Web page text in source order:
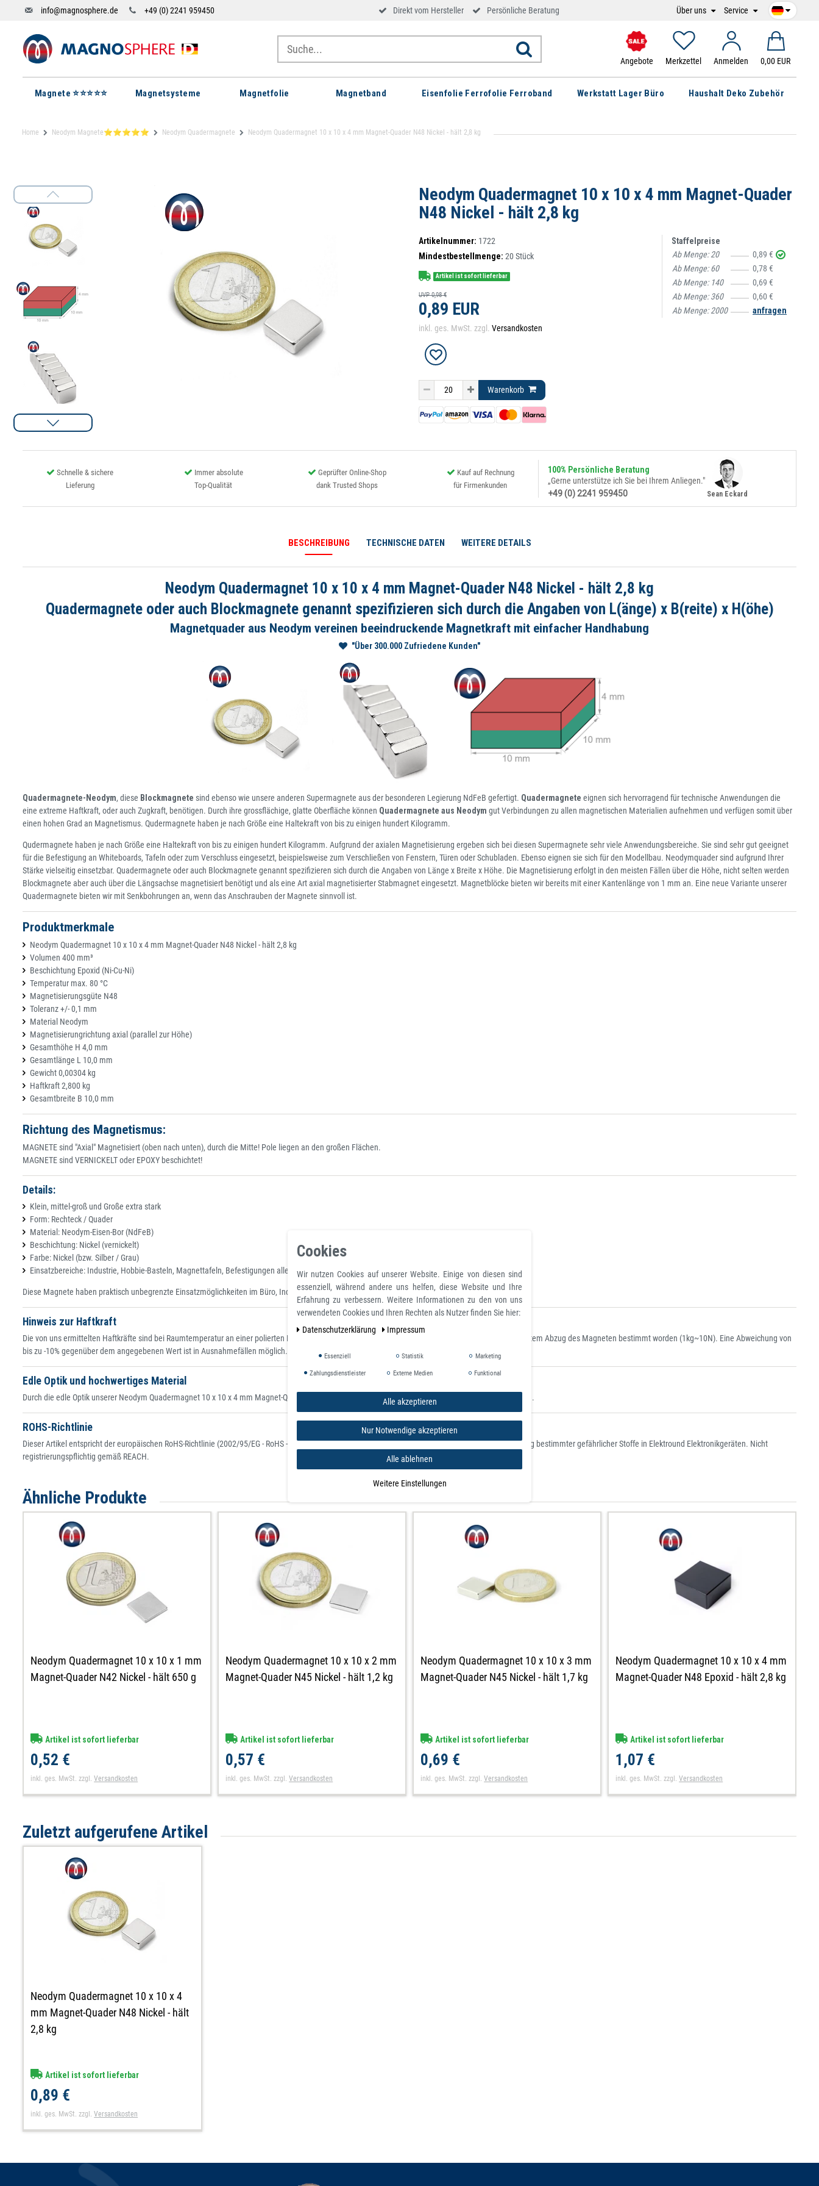
info@magnosphere.de +49 (0) 2241 959450 Direkt vom Hersteller Persönliche Beratung Über uns Service
Angebote Merkzettel Anmelden 0,00 EUR
Magnete ⭐⭐⭐⭐⭐ Magnetsysteme Magnetfolie Magnetband Eisenfolie Ferrofolie Ferroband Werkstatt Lager Büro Haushalt Deko Zubehör
Home Neodym Magnete⭐⭐⭐⭐⭐ Neodym Quadermagnete Neodym Quadermagnet 10 x 10 x 4 mm Magnet-Quader N48 Nickel - hält 2,8 kg
Neodym Quadermagnet 10 x 10 x 4 mm Magnet-Quader
N48 Nickel - hält 2,8 kg
Artikelnummer: 1722
Mindestbestellmenge: 20 Stück
Artikel ist sofort lieferbar
UVP 0,98 €
0,89 EUR
inkl. ges. MwSt. zzgl. Versandkosten
Staffelpreise
Ab Menge:20
0,89 €
Ab Menge:60
0,78 €
Ab Menge: 140
0,69 €
Ab Menge:360
0,60 €
Ab Menge:2000 anfragen
Warenkorb
Schnelle & sichere
Lieferung
Immer absolute
Top-Qualität
Geprüfter Online-Shop
dank Trusted Shops
Kauf auf Rechnung
für Firmenkunden
100% Persönliche Beratung
„Gerne unterstütze ich Sie bei Ihrem Anliegen."
+49 (0) 2241 959450
Sean Eckard
BESCHREIBUNG TECHNISCHE DATEN WEITERE DETAILS
Neodym Quadermagnet 10 x 10 x 4 mm Magnet-Quader N48 Nickel - hält 2,8 kg
Quadermagnete oder auch Blockmagnete genannt spezifizieren sich durch die Angaben von L(änge) x B(reite) x H(öhe)
Magnetquader aus Neodym vereinen beeindruckende Magnetkraft mit einfacher Handhabung
"Über 300.000 Zufriedene Kunden"
Quadermagnete-Neodym, diese Blockmagnete sind ebenso wie unsere anderen Supermagnete aus der besonderen Legierung NdFeB gefertigt. Quadermagnete eignen sich hervorragend für technische Anwendungen die
eine extreme Haftkraft, oder auch Zugkraft, benötigen. Durch ihre grossflächige, glatte Oberfläche können Quadermagnete aus Neodym gut Verbindungen zu allen magnetischen Materialien aufnehmen und verfügen somit über
einen hohen Grad an Magnetismus. Qudermagnete haben je nach Größe eine Haltekraft von bis zu einigen hundert Kilogramm.
Qudermagnete haben je nach Größe eine Haltekraft von bis zu einigen hundert Kilogramm. Aufgrund der axialen Magnetisierung ergeben sich bei diesen Supermagnete sehr viele Anwendungsbereiche. Sie sind sehr gut geeignet
für die Befestigung an Whiteboards, Tafeln oder zum Verschluss eingesetzt, beispielsweise zum Verschließen von Fenstern, Türen oder Schubladen. Ebenso eignen sie sich für den Modellbau. Neodymquader sind aufgrund Ihrer
Stärke vielseitig einsetzbar. Quadermagnete oder auch Blockmagnete genannt spezifizieren sich durch die Angaben von Länge x Breite x Höhe. Die Magnetisierung erfolgt in den meisten Fällen über die Höhe, nicht selten werden
Blockmagnete aber auch über die Längsachse magnetisiert benötigt und als eine Art axial magnetisierter Stabmagnet eingesetzt. Magnetblöcke bieten wir bereits mit einer Kantenlänge von 1 mm an. Eine neue Variante unserer
Quadermagnete bieten wir mit Senkbohrungen an, wenn das Anschrauben der Magnete sinnvoll ist.
Produktmerkmale
Neodym Quadermagnet 10 x 10 x 4 mm Magnet-Quader N48 Nickel - hält 2,8 kg
Volumen 400 mm³
Beschichtung Epoxid (Ni-Cu-Ni)
Temperatur max. 80 °C
Magnetisierungsgüte N48
Toleranz +/- 0,1 mm
Material Neodym
Magnetisierungrichtung axial (parallel zur Höhe)
Gesamthöhe H 4,0 mm
Gesamtlänge L 10,0 mm
Gewicht 0,00304 kg
Haftkraft 2,800 kg
Gesamtbreite B 10,0 mm
Richtung des Magnetismus:
MAGNETE sind "Axial" Magnetisiert (oben nach unten), durch die Mitte! Pole liegen an den großen Flächen.
MAGNETE sind VERNICKELT oder EPOXY beschichtet!
Details:
Klein, mittel-groß und Große extra stark
Form: Rechteck / Quader
Material: Neodym-Eisen-Bor (NdFeB)
Beschichtung: Nickel (vernickelt)
Farbe: Nickel (bzw. Silber / Grau)
Einsatzbereiche: Industrie, Hobbie-Basteln, Magnettafeln, Befestigungen aller Art
Diese Magnete haben praktisch unbegrenzte Einsatzmöglichkeiten im Büro, Industrie, Bau, Haushalt oder bei Bastelarbeiten aller Art.
Hinweis zur Haftkraft
Die von uns ermittelten Haftkräfte sind bei Raumtemperatur an einer polierten Platte aus Stahl S235JR (ST37) mit einer Stärke von 10 mm bei senkrechtem Abzug des Magneten bestimmt worden (1kg~10N). Eine Abweichung von
bis zu -10% gegenüber dem angegebenen Wert ist in Ausnahmefällen möglich.
Edle Optik und hochwertiges Material
Durch die edle Optik unserer Neodym Quadermagnet 10 x 10 x 4 mm Magnet-Quader N48 Nickel - hält 2,8 kg, können diese gut sichtbar platziert werden.
ROHS-Richtlinie
Dieser Artikel entspricht der europäischen RoHS-Richtlinie (2002/95/EG - RoHS - Restriction of Hazardous Substances) zur Beschränkung der Verwendung bestimmter gefährlicher Stoffe in Elektround Elektronikgeräten. Nicht
registrierungspflichtig gemäß REACH.
Ähnliche Produkte
Neodym Quadermagnet 10 x 10 x 1 mm
Magnet-Quader N42 Nickel - hält 650 g
Artikel ist sofort lieferbar
0,52 €
inkl. ges. MwSt. zzgl.Versandkosten
Neodym Quadermagnet 10 x 10 x 2 mm
Magnet-Quader N45 Nickel - hält 1,2 kg
Artikel ist sofort lieferbar
0,57 €
inkl. ges. MwSt. zzgl.Versandkosten
Neodym Quadermagnet 10 x 10 x 3 mm
Magnet-Quader N45 Nickel - hält 1,7 kg
Artikel ist sofort lieferbar
0,69 €
inkl. ges. MwSt. zzgl.Versandkosten
Neodym Quadermagnet 10 x 10 x 4 mm
Magnet-Quader N48 Epoxid - hält 2,8 kg
Artikel ist sofort lieferbar
1,07 €
inkl. ges. MwSt. zzgl.Versandkosten
Zuletzt aufgerufene Artikel
Neodym Quadermagnet 10 x 10 x 4
mm Magnet-Quader N48 Nickel - hält
2,8 kg
Artikel ist sofort lieferbar
0,89 €
inkl. ges. MwSt. zzgl.Versandkosten
Cookies
Wir nutzen Cookies auf unserer Website. Einige von diesen sind
essenziell, während andere uns helfen, diese Website und Ihre
Erfahrung zu verbessern. Weitere Informationen zu den von uns
verwendeten Cookies und Ihren Rechten als Nutzer finden Sie hier:
Daten­schutz­erklärung
Impressum
Essenziell Statistik Marketing
Zahlungsdienstleister Externe Medien Funktional
Alle akzeptieren
Nur Notwendige akzeptieren
Alle ablehnen
Weitere Einstellungen